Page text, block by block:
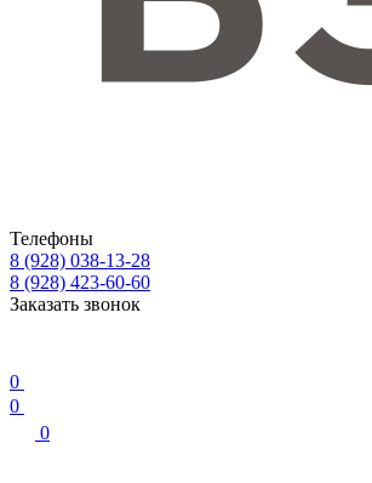
Телефоны
8 (928) 038-13-28
8 (928) 423-60-60
Заказать звонок
0
0
0